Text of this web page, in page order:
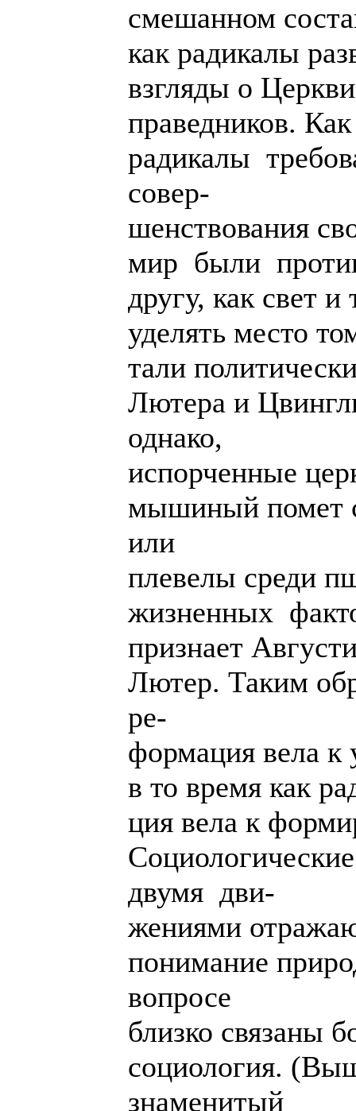
смешанном
как радикалы
взгляды о
праведников.
радикалы
совер-
шенствования
мир были
другу, как свет
уделять место
тали
Лютера и
однако,
испорченные
мышиный помет
или
плевелы среди
жизненных
признает
Лютер. Таким
ре-
формация вела к
в то время как
ция вела к
двумя дви-
жениями
понимание
вопросе
близко связаны
социология.
знаменитый